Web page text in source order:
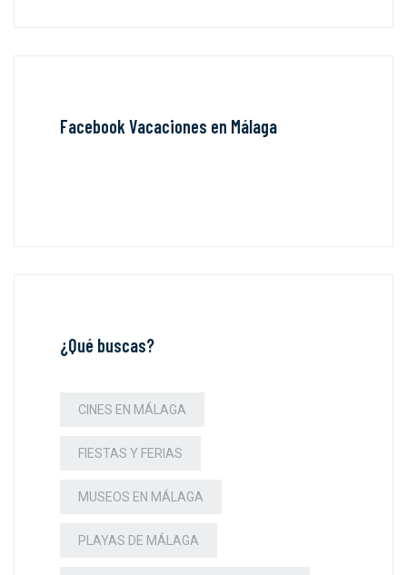
Facebook Vacaciones en Málaga
¿Qué buscas?
CINES EN MÁLAGA
FIESTAS Y FERIAS
MUSEOS EN MÁLAGA
PLAYAS DE MÁLAGA